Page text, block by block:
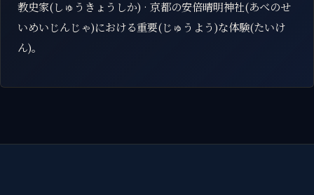
教史家(しゅうきょうしか) · 京都の安倍晴明神社(あべのせ
いめいじんじゃ)における重要(じゅうよう)な体験(たいけ
ん)。